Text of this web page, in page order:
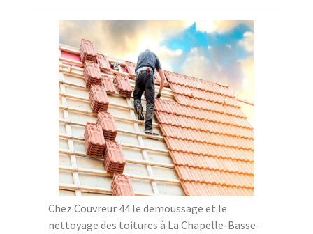
Chez Couvreur 44 le demoussage et le
nettoyage des toitures à La Chapelle-Basse-